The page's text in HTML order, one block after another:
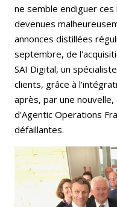
ne semble endiguer
devenues
annonces distillées
septembre, de
SAI Digital, un
clients, grâce à
après, par une
d'Agentic Operations
défaillantes.